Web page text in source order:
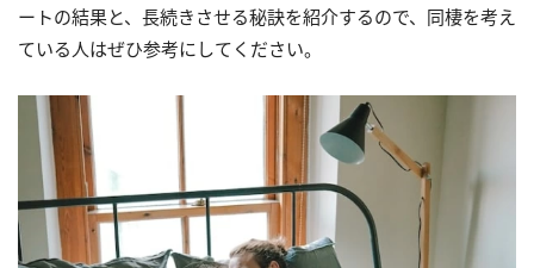
ートの結果と、長続きさせる秘訣を紹介するので、同棲を考え
ている人はぜひ参考にしてください。